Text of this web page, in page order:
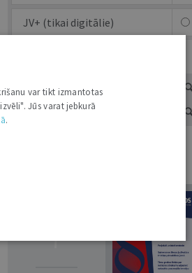
JV+ (tikai digitālie)
7
var tikt izmantotas
Jūs varat jebkurā
.